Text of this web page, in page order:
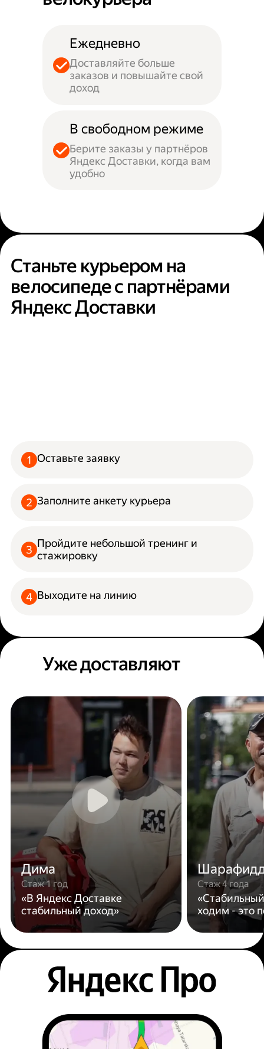
Ежедневно
Доставляйте больше
заказов и повышайте свой
доход
В свободном режиме
Берите заказы у партнёров
Яндекс Доставки, когда вам
удобно
Станьте курьером на
велосипеде с партнёрами
Яндекс Доставки
Оставьте заявку
Заполните анкету курьера
Пройдите небольшой тренинг и
стажировку
Выходите на линию
Уже доставляют
Дима
Стаж 1 год
«В Яндекс Доставке
стабильный доход»
Стаж 4 года
ходим - это